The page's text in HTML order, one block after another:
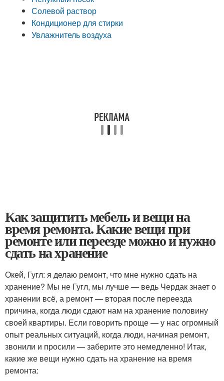
Солевой раствор
Кондиционер для стирки
Увлажнитель воздуха
Как защитить мебель и вещи на
время ремонта. Какие вещи при
ремонте или переезде можно и нужно
сдать на хранение
Окей, Гугл: я делаю ремонт, что мне нужно сдать на
хранение? Мы не Гугл, мы лучше — ведь Чердак знает о
хранении всё, а ремонт — вторая после переезда
причина, когда люди сдают нам на хранение половину
своей квартиры. Если говорить проще — у нас огромный
опыт реальных ситуаций, когда люди, начиная ремонт,
звонили и просили — заберите это немедленно! Итак,
какие же вещи нужно сдать на хранение на время
ремонта: